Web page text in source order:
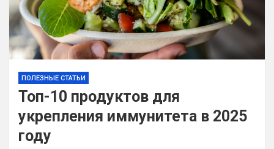
ПОЛЕЗНЫЕ СТАТЬИ
Топ-10 продуктов для
укрепления иммунитета в 2025
году